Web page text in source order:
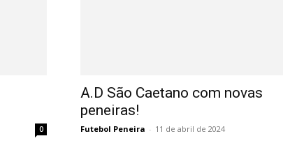
0
A.D São Caetano com novas
peneiras!
Futebol Peneira - 11 de abril de 2024